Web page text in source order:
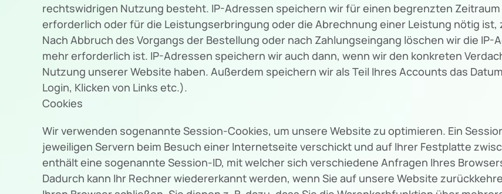
rechtswidrigen Nutzung besteht. IP-Adressen speichern wir für einen begrenzten
erforderlich oder für die Leistungserbringung oder die Abrechnung einer Leistung nötig ist,
Nach Abbruch des Vorgangs der Bestellung oder nach Zahlungseingang löschen wir die
mehr erforderlich ist. IP-Adressen speichern wir auch dann, wenn wir den konkreten
Nutzung unserer Website haben. Außerdem speichern wir als Teil Ihres Accounts das
Login, Klicken von Links etc.).
Cookies
Wir verwenden sogenannte Session-Cookies, um unsere Website zu optimieren. Ein
jeweiligen Servern beim Besuch einer Internetseite verschickt und auf Ihrer Festplatte
enthält eine sogenannte Session-ID, mit welcher sich verschiedene Anfragen Ihres
Dadurch kann Ihr Rechner wiedererkannt werden, wenn Sie auf unsere Website